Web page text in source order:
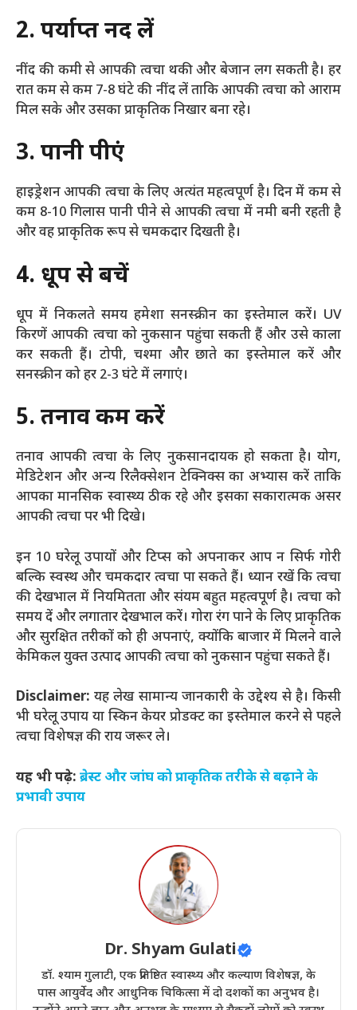
2. पर्याप्त नींद लें
नींद की कमी से आपकी त्वचा थकी और बेजान लग सकती है। हर
रात कम से कम 7-8 घंटे की नींद लें ताकि आपकी त्वचा को आराम
मिल सके और उसका प्राकृतिक निखार बना रहे।
3. पानी पीएं
हाइड्रेशन आपकी त्वचा के लिए अत्यंत महत्वपूर्ण है। दिन में कम से
कम 8-10 गिलास पानी पीने से आपकी त्वचा में नमी बनी रहती है
और वह प्राकृतिक रूप से चमकदार दिखती है।
4. धूप से बचें
धूप में निकलते समय हमेशा सनस्क्रीन का इस्तेमाल करें। UV
किरणें आपकी त्वचा को नुकसान पहुंचा सकती हैं और उसे काला
कर सकती हैं। टोपी, चश्मा और छाते का इस्तेमाल करें और
सनस्क्रीन को हर 2-3 घंटे में लगाएं।
5. तनाव कम करें
तनाव आपकी त्वचा के लिए नुकसानदायक हो सकता है। योग,
मेडिटेशन और अन्य रिलैक्सेशन टेक्निक्स का अभ्यास करें ताकि
आपका मानसिक स्वास्थ्य ठीक रहे और इसका सकारात्मक असर
आपकी त्वचा पर भी दिखे।
इन 10 घरेलू उपायों और टिप्स को अपनाकर आप न सिर्फ गोरी
बल्कि स्वस्थ और चमकदार त्वचा पा सकते हैं। ध्यान रखें कि त्वचा
की देखभाल में नियमितता और संयम बहुत महत्वपूर्ण है। त्वचा को
समय दें और लगातार देखभाल करें। गोरा रंग पाने के लिए प्राकृतिक
और सुरक्षित तरीकों को ही अपनाएं, क्योंकि बाजार में मिलने वाले
केमिकल युक्त उत्पाद आपकी त्वचा को नुकसान पहुंचा सकते हैं।
Disclaimer: यह लेख सामान्य जानकारी के उद्देश्य से है। किसी
भी घरेलू उपाय या स्किन केयर प्रोडक्ट का इस्तेमाल करने से पहले
त्वचा विशेषज्ञ की राय जरूर ले।
यह भी पढ़े: ब्रेस्ट और जांघ को प्राकृतिक तरीके से बढ़ाने के
प्रभावी उपाय
Dr. Shyam Gulati
डॉ. श्याम गुलाटी, एक प्रतिष्ठित स्वास्थ्य और कल्याण विशेषज्ञ, के
पास आयुर्वेद और आधुनिक चिकित्सा में दो दशकों का अनुभव है।